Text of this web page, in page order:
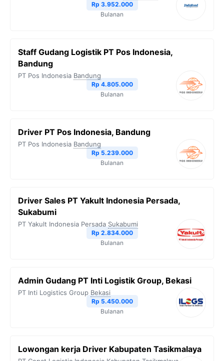
k
Rp 3.952.000
Bulanan
Staff Gudang Logistik PT Pos Indonesia,
Bandung
PT Pos Indonesia Bandung
Rp 4.805.000
Bulanan
Driver PT Pos Indonesia, Bandung
PT Pos Indonesia Bandung
Rp 5.239.000
Bulanan
Driver Sales PT Yakult Indonesia Persada,
Sukabumi
PT Yakult Indonesia Persada Sukabumi
Rp 2.834.000
Bulanan
Admin Gudang PT Inti Logistik Group, Bekasi
PT Inti Logistics Group Bekasi
Rp 5.450.000
Bulanan
Lowongan kerja Driver Kabupaten Tasikmalaya